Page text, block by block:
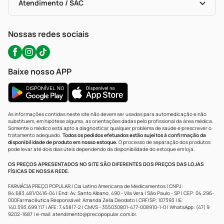
Portal Da Privacidade
Atendimento / SAC
WhatsApp (47) 9202-1687
Nossas redes sociais
Baixe nosso APP
As informações contidas neste site não devem ser usadas para automedicação e não
substituem, em hipótese alguma, as orientações dadas pelo profissional da área médica.
Somente o médico está apto a diagnosticar qualquer problema de saúde e prescrever o
tratamento adequado. Todos os pedidos efetuados estão sujeitos à confirmação da
disponibilidade de produto em nosso estoque.O processo de separação dos produtos
pode levar até dois dias úteis dependendo da disponibilidade do estoque em loja.
OS PREÇOS APRESENTADOS NO SITE SÃO DIFERENTES DOS PREÇOS DAS LOJAS
FÍSICAS DE NOSSA REDE.
FARMÁCIA PREÇO POPULAR | Cia Latino Americana de Medicamentos | CNPJ:
84.683.481/0416-04 | End: Av. Santo Albano, 490 - Vila Vera | São Paulo - SP | CEP: 04.296-
000Farmacêutica Responsável: Amanda Zelia Deodato | CRF/SP: 107393 | IE:
140.593.699.117 | AFE: 7.45817-2 | CMVS - 355030801-477-008910-1-0 | WhatsApp: (47) 9
9202-1687 | e-mail: atendimento@precopopular.com.br.